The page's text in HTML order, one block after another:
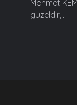
Mehmet
güzeldir,...